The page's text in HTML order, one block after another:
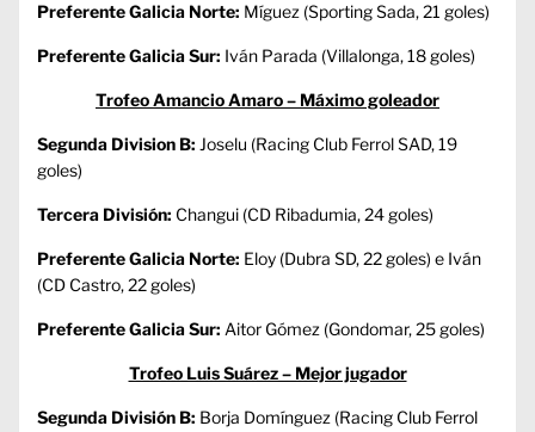
Preferente Galicia Norte: Míguez (Sporting Sada, 21 goles)
Preferente Galicia Sur: Iván Parada (Villalonga, 18 goles)
Trofeo Amancio Amaro – Máximo goleador
Segunda Division B: Joselu (Racing Club Ferrol SAD, 19
goles)
Tercera División: Changui (CD Ribadumia, 24 goles)
Preferente Galicia Norte: Eloy (Dubra SD, 22 goles) e Iván
(CD Castro, 22 goles)
Preferente Galicia Sur: Aitor Gómez (Gondomar, 25 goles)
Trofeo Luis Suárez – Mejor jugador
Segunda División B: Borja Domínguez (Racing Club Ferrol